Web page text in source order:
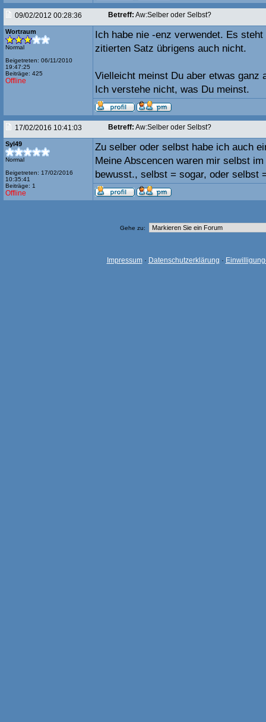
09/02/2012 00:28:36 Betreff: Aw:Selber oder Selbst?
Wortraum
Normal
Beigetreten: 06/11/2010
19:47:25
Beiträge: 425
Offline
Ich habe nie -enz verwendet. Es
zitierten Satz übrigens auch nicht.
Vielleicht meinst Du aber etwas ganz
Ich verstehe nicht, was Du meinst.
17/02/2016 10:41:03 Betreff: Aw:Selber oder Selbst?
Syl49
Normal
Beigetreten: 17/02/2016
10:35:41
Beiträge: 1
Offline
Zu selber oder selbst habe ich auch
Meine Abscencen waren mir selbst
bewusst., selbst = sogar, oder selbst
Gehe zu:
Impressum· Datenschutzerklärung ·